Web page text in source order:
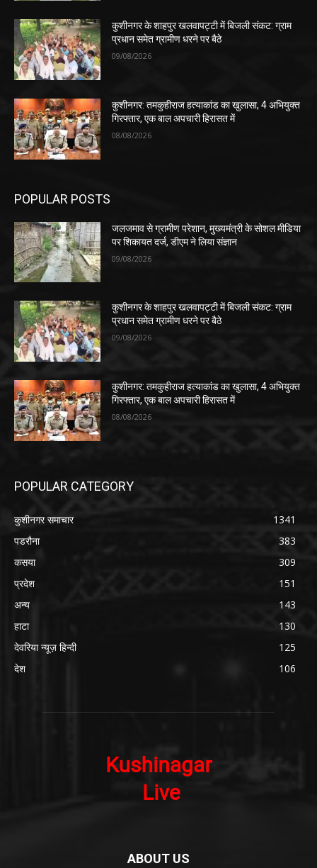
कुशीनगर के शाहपुर खलवापट्टी में बिजली संकट: ग्राम
प्रधान समेत ग्रामीण धरने पर बैठे
09/08/2026
कुशीनगर: तमकुहीराज हत्याकांड का खुलासा, 4 अभियुक्त
गिरफ्तार, एक बाल अपचारी हिरासत में
08/08/2026
POPULAR POSTS
जलजमाव से ग्रामीण परेशान, मुख्यमंत्री के सोशल मीडिया
पर शिकायत दर्ज, डीएम ने लिया संज्ञान
09/08/2026
कुशीनगर के शाहपुर खलवापट्टी में बिजली संकट: ग्राम
प्रधान समेत ग्रामीण धरने पर बैठे
09/08/2026
कुशीनगर: तमकुहीराज हत्याकांड का खुलासा, 4 अभियुक्त
गिरफ्तार, एक बाल अपचारी हिरासत में
08/08/2026
POPULAR CATEGORY
कुशीनगर समाचार
1341
पडरौना
383
कसया
309
प्रदेश
151
अन्य
143
हाटा
130
देवरिया न्यूज़ हिन्दी
125
देश
106
ABOUT US